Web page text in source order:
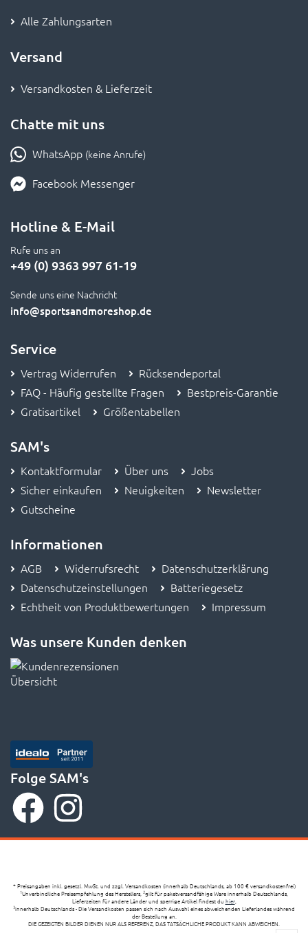
Alle Zahlungsarten
Versand
Versandkosten & Lieferzeit
Chatte mit uns
WhatsApp (keine Anrufe)
Facebook Messenger
Hotline & E-Mail
Rufe uns an
+49 (0) 9363 997 61-19
Sende uns eine Nachricht
info@sportsandmoreshop.de
Service
Vertrag Widerrufen
Rücksendeportal
FAQ - Häufig gestellte Fragen
Bestpreis-Garantie
Gratisartikel
Größentabellen
SAM's
Kontaktformular Über uns
Jobs
Sicher einkaufen
Neuigkeiten
Newsletter
Gutscheine
Informationen
AGB Widerrufsrecht
Datenschutzerklärung
Datenschutzeinstellungen
Batteriegesetz
Echtheit von Produktbewertungen
Impressum
Was unsere Kunden denken
Folge SAM's
* Preisangaben inkl. gesetzl. MwSt. und zzgl. Versandkosten (innerhalb Deutschlands, ab 100 € versandkostenfrei)
1Unverbindliche Preisempfehlung des Herstellers, 2gilt für paketversandfähige Ware innerhalb Deutschlands,
Lieferzeiten für andere Länder und sperrige Artikel findest du hier,
3innerhalb Deutschlands - Die Versandkosten passen sich nach Auswahl eines abweichenden Lieferlandes während
der Bestellung an.
DIE GEZEIGTEN BILDER DIENEN NUR ALS REFERENZ, DAS TATSÄCHLICHE PRODUKT KANN ABWEICHEN.